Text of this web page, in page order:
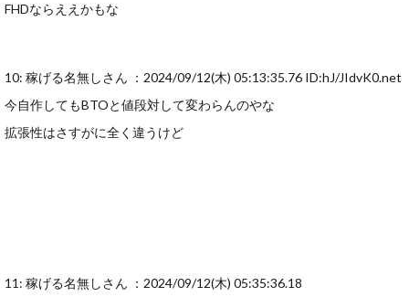
FHDならええかもな
10: 稼げる名無しさん ：2024/09/12(木) 05:13:35.76 ID:hJ/JIdvK0.net
今自作してもBTOと値段対して変わらんのやな
拡張性はさすがに全く違うけど
11: 稼げる名無しさん ：2024/09/12(木) 05:35:36.18